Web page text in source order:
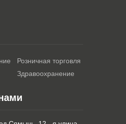
Розничная торговля
Здравоохранение